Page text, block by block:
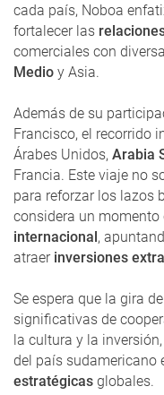
cada país, Noboa
fortalecer las
comerciales con
Medio y Asia.
Además de su
Francisco, el recorrido
Árabes Unidos, Arabia
Francia. Este viaje no
para reforzar los lazos
considera un momento
internacional ,
atraer inversiones
Se espera que la gira
significativas de
la cultura y la
del país sudamericano
estratégicas globales.